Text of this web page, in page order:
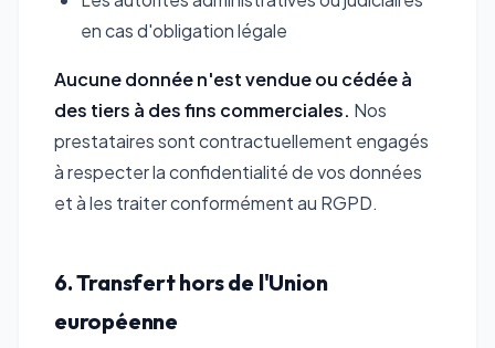
en cas d'obligation légale
Aucune donnée n'est vendue ou cédée à
des tiers à des fins commerciales. Nos
prestataires sont contractuellement engagés
à respecter la confidentialité de vos données
et à les traiter conformément au RGPD.
6. Transfert hors de l'Union
européenne